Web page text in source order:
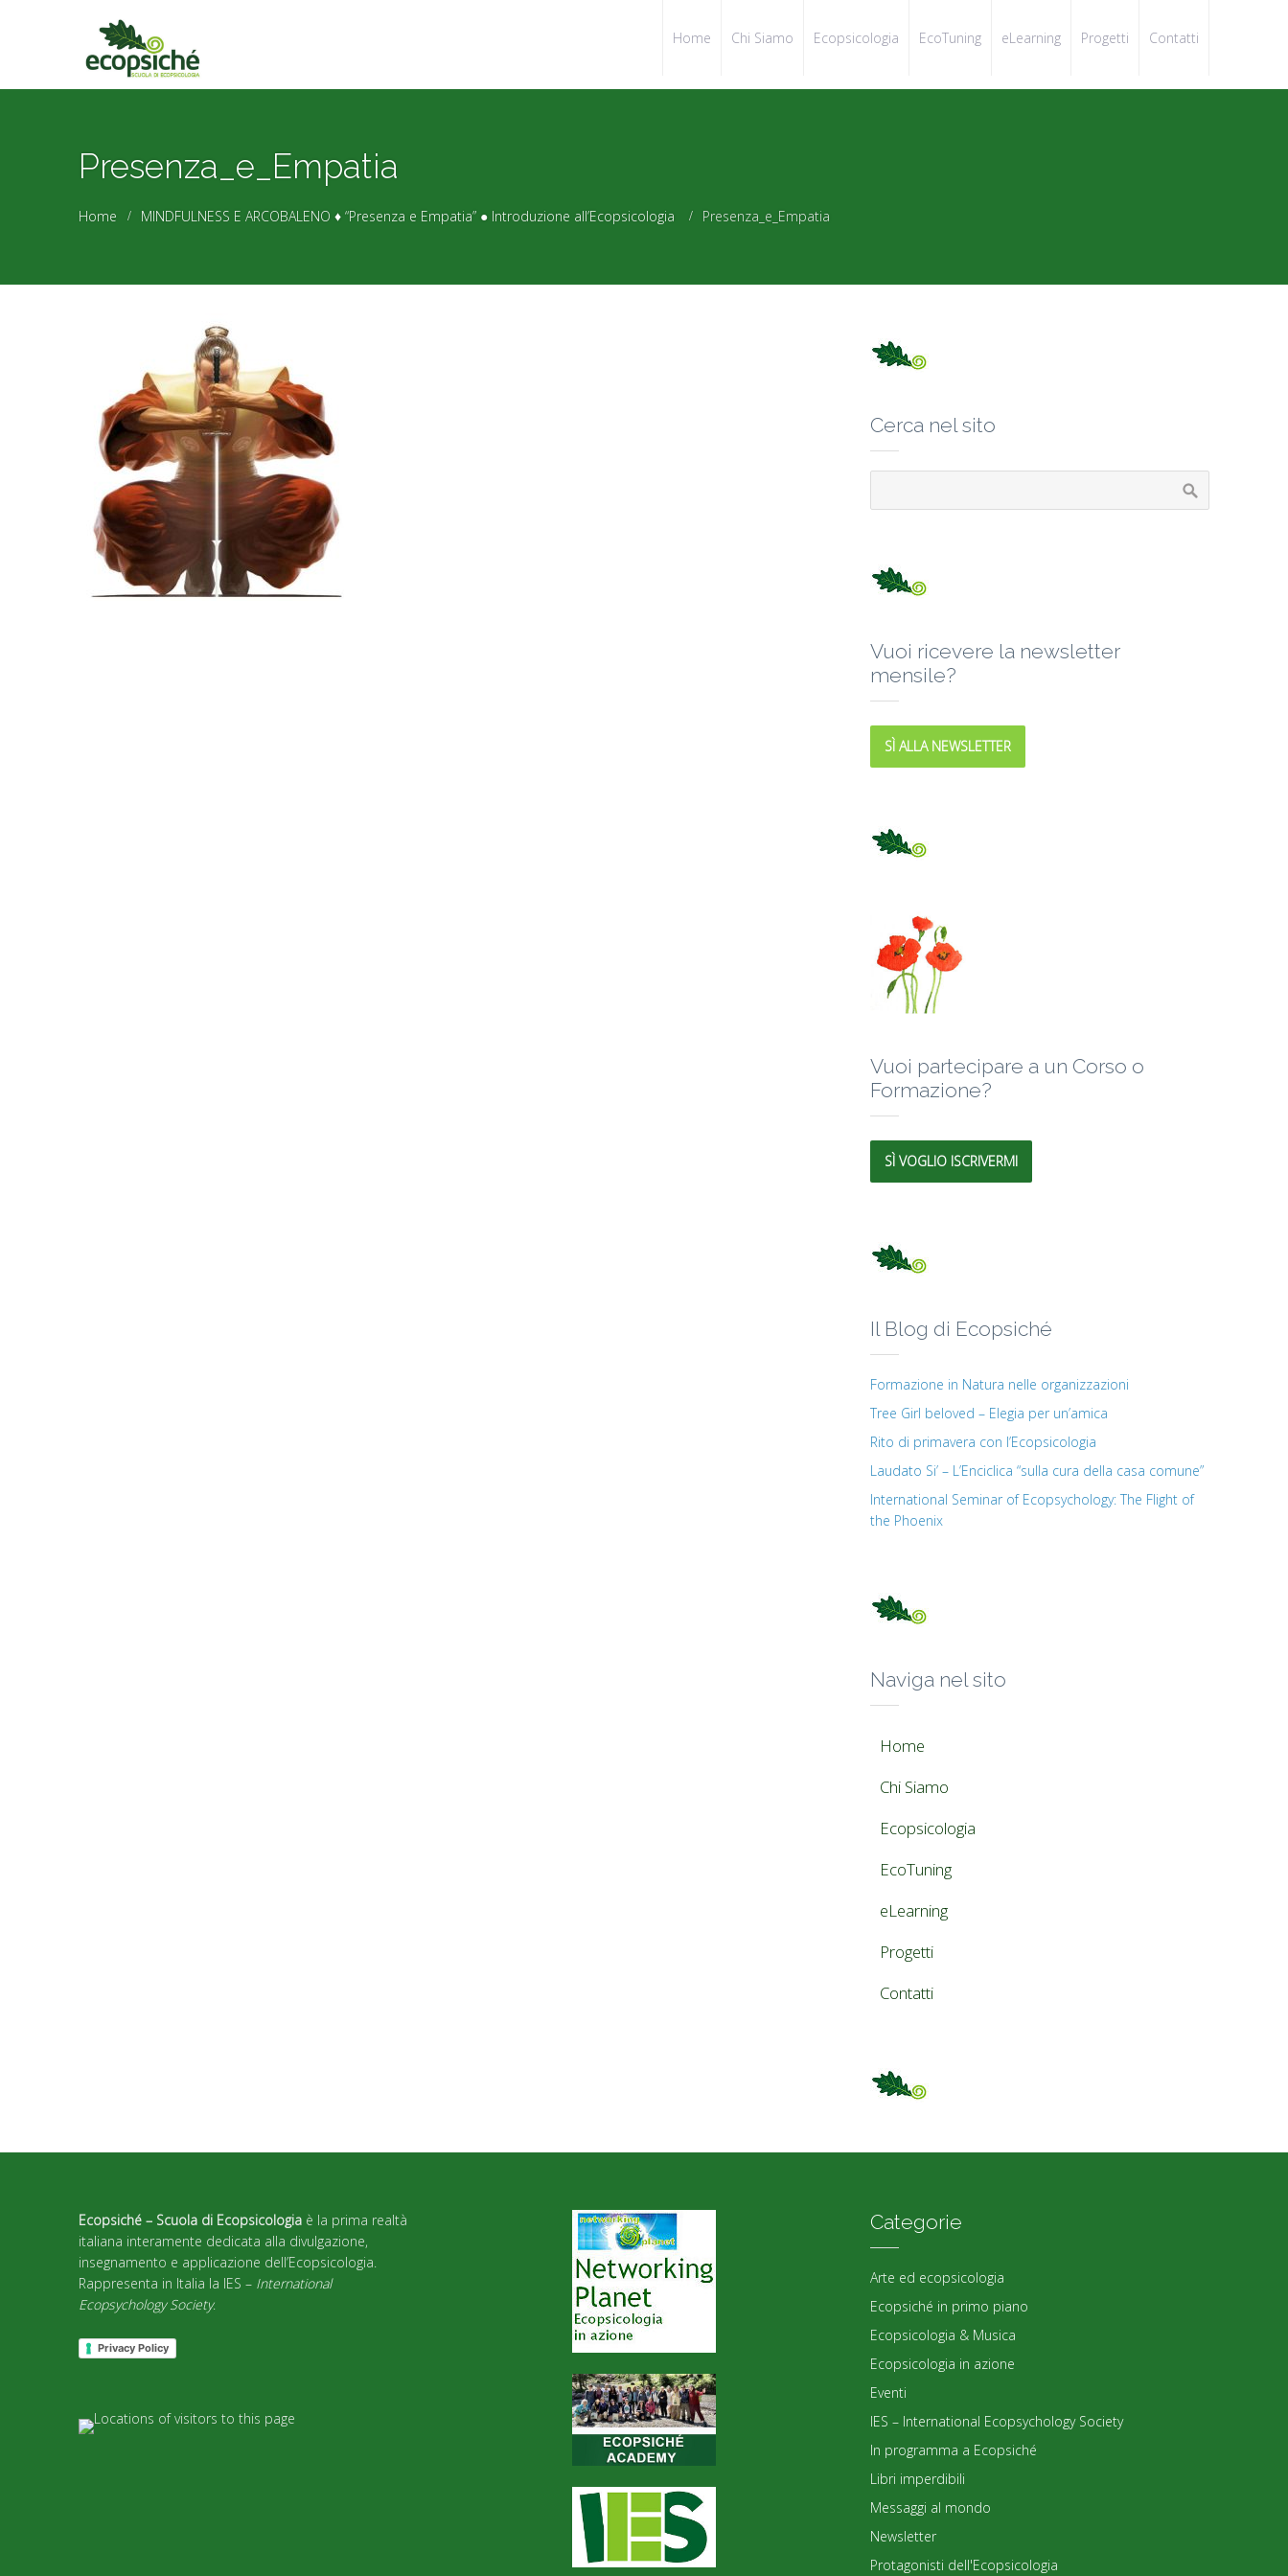
Home Chi Siamo Ecopsicologia EcoTuning eLearning Progetti Contatti
Presenza_e_Empatia
Home MINDFULNESS E ARCOBALENO ♦ “Presenza e Empatia” ● Introduzione all’Ecopsicologia Presenza_e_Empatia
Cerca nel sito
Vuoi ricevere la newsletter
mensile?
SÌ ALLA NEWSLETTER
Vuoi partecipare a un Corso o
Formazione?
SÌ VOGLIO ISCRIVERMI
Il Blog di Ecopsiché
Formazione in Natura nelle organizzazioni
Tree Girl beloved – Elegia per un’amica
Rito di primavera con l’Ecopsicologia
Laudato Si’ – L’Enciclica “sulla cura della casa comune”
International Seminar of Ecopsychology: The Flight of
the Phoenix
Naviga nel sito
Home
Chi Siamo
Ecopsicologia
EcoTuning
eLearning
Progetti
Contatti
Ecopsiché – Scuola di Ecopsicologia è la prima realtà
italiana interamente dedicata alla divulgazione,
insegnamento e applicazione dell’Ecopsicologia.
Rappresenta in Italia la IES – International
Ecopsychology Society.
Privacy Policy
Categorie
Arte ed ecopsicologia
Ecopsiché in primo piano
Ecopsicologia & Musica
Ecopsicologia in azione
Eventi
IES – International Ecopsychology Society
In programma a Ecopsiché
Libri imperdibili
Messaggi al mondo
Newsletter
Protagonisti dell'Ecopsicologia